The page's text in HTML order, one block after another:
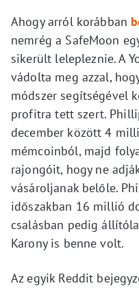
Ahogy arról korábban
nemrég a SafeMoon
sikerült lelepleznie. A
vádolta meg azzal,
módszer segítségével
profitra tett szert.
december között 4
mémcoinból, majd
rajongóit, hogy ne
vásároljanak belőle.
időszakban 16 millió
csalásban pedig
Karony is benne volt.
Az egyik Reddit